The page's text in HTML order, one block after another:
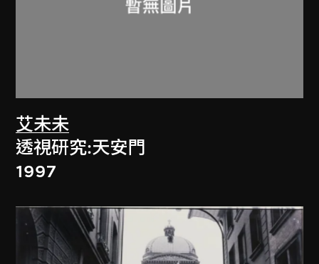
艾未未
透視研究:天安門
1997